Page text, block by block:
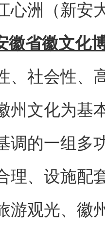
洲（新安
徽省徽文化
、社会性、
州文化为基
调的一组多
理、设施配
游观光、徽